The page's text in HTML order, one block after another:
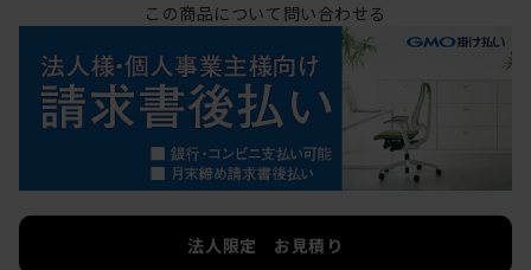
この商品について問い合わせる
法人限定 お見積り